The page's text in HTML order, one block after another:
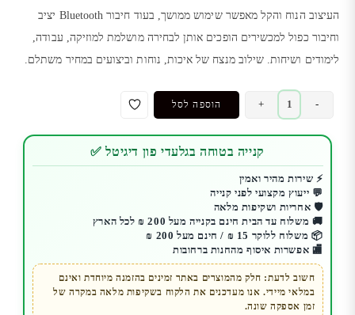
העיצוב הנוח והקל מאפשר שימוש ממושך, בעוד חיבור Bluetooth יציב
וחיבור כפול למכשירים הופכים אותן לבחירה מושלמת למוזיקה, עבודה,
לימודים ושיחות. שילוב מנצח של איכות, נוחות וביצועים במחיר משתלם.
-
כמות
של
אוזניות
Bluetooth
אלחוטיות
Soundcore
Q11i
עם
BassUp
וסוללה
עד
+ הוספה לסל
קנייה בטוחה בגלעדי פון דיגיטל ✅
⚡ שירות מהיר ואמין
💬 ייעוץ מקצועי לפני קנייה
🛡️ אחריות ושקיפות מלאה
🚚 משלוח עד הבית חינם בקנייה מעל 200 ₪ לכל הארץ
📦 משלוח ללוקר 15 ₪ / חינם מעל 200 ₪
🏬 אפשרות איסוף מהחנות ברחובות
חשוב לדעת: חלק מהמוצרים באתר זמינים בהזמנה מיוחדת ואינם
במלאי מיידי. אנו מעדכנים את הלקוח בשקיפות מלאה במקרה של
זמן אספקה שונה.